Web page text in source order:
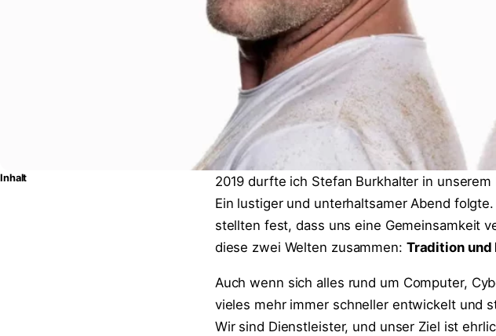
Inhalt
2019 durfte ich Stefan Burkhalter in
Ein lustiger und unterhaltsamer Abend
stellten fest, dass uns eine Gemeinsamkeit
diese zwei Welten zusammen: Tradition und
Auch wenn sich alles rund um Computer,
vieles mehr immer schneller entwickelt und
Wir sind Dienstleister, und unser Ziel ist